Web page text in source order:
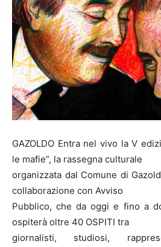
GAZOLDO Entra nel vivo la V
le mafie”, la rassegna culturale
organizzata dal Comune di
collaborazione con Avviso
Pubblico, che da oggi e fino a
ospiterà oltre 40 OSPITI tra
giornalisti, studiosi,